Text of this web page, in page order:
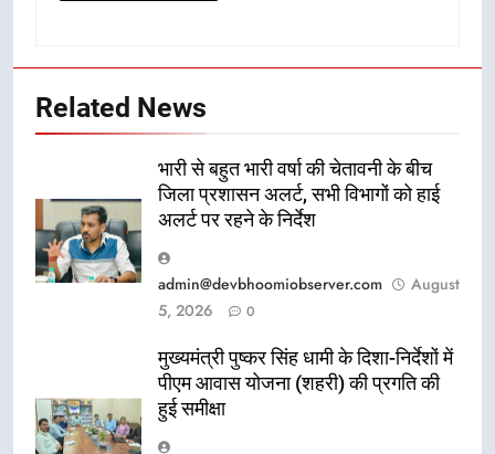
Related News
भारी से बहुत भारी वर्षा की चेतावनी के बीच
जिला प्रशासन अलर्ट, सभी विभागों को हाई
अलर्ट पर रहने के निर्देश
admin@devbhoomiobserver.com
August
5, 2026
0
मुख्यमंत्री पुष्कर सिंह धामी के दिशा-निर्देशों में
पीएम आवास योजना (शहरी) की प्रगति की
हुई समीक्षा